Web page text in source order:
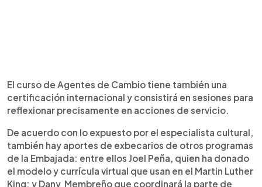
El curso de Agentes de Cambio tiene también una
certificación internacional y consistirá en sesiones para
reflexionar precisamente en acciones de servicio.
De acuerdo con lo expuesto por el especialista cultural,
también hay aportes de exbecarios de otros programas
de la Embajada: entre ellos Joel Peña, quien ha donado
el modelo y currícula virtual que usan en el Martin Luther
King; y Dany Membreño que coordinará la parte de